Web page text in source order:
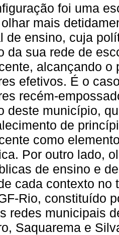
foi uma
mais
de ensino, cuja
da sua rede de
alcançando o
efetivos. É o
recém-
deste município,
de
como
Por outro lado,
de ensino e
cada contexto no
Rio, constituído
redes municipais
Saquarema e